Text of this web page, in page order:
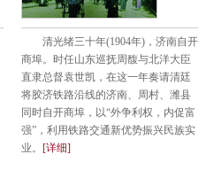
清光绪三十年(1904年)，济南自开
商埠。时任山东巡抚周馥与北洋大臣
直隶总督袁世凯，在这一年奏请清廷
将胶济铁路沿线的济南、周村、潍县
同时自开商埠，以“外争利权，内促富
强”，利用铁路交通新优势振兴民族实
业。 [详细]